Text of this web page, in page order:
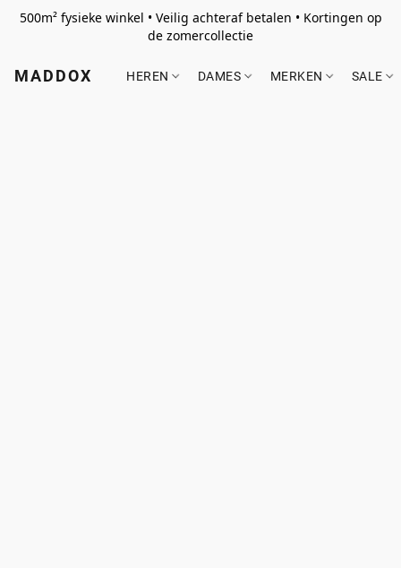
500m² fysieke winkel • Veilig achteraf betalen • Kortingen op
de zomercollectie
MADDOX HEREN DAMES MERKEN SALE